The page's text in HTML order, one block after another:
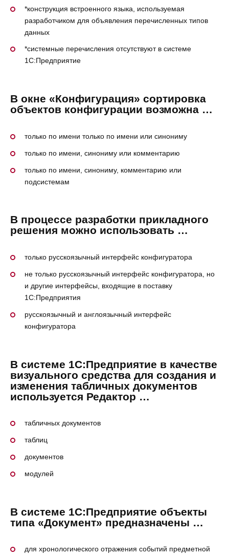
*конструкция встроенного языка, используемая
разработчиком для объявления перечисленных типов
данных
*системные перечисления отсутствуют в системе
1С:Предприятие
В окне «Конфигурация» сортировка
объектов конфигурации возможна …
только по имени только по имени или синониму
только по имени, синониму или комментарию
только по имени, синониму, комментарию или
подсистемам
В процессе разработки прикладного
решения можно использовать …
только русскоязычный интерфейс конфигуратора
не только русскоязычный интерфейс конфигуратора, но
и другие интерфейсы, входящие в поставку
1С:Предприятия
русскоязычный и англоязычный интерфейс
конфигуратора
В системе 1С:Предприятие в качестве
визуального средства для создания и
изменения табличных документов
используется Редактор …
табличных документов
таблиц
документов
модулей
В системе 1С:Предприятие объекты
типа «Документ» предназначены …
для хронологического отражения событий предметной